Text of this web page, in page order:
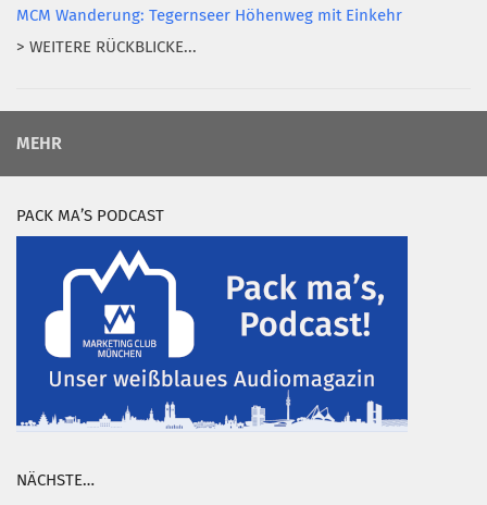
MCM Wanderung: Tegernseer Höhenweg mit Einkehr
> WEITERE RÜCKBLICKE...
MEHR
PACK MA’S PODCAST
NÄCHSTE…